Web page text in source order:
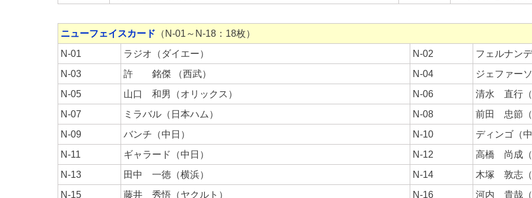
ニューフェイスカード （N-01～N-18：18枚）
N-01
ラジオ（ダイエー） N-02
フェルナン
N-03
許 銘傑 （西武） N-04
ジェファー
N-05
山口 和男（オリックス） N-06
清水 直行（
N-07
ミラバル（日本ハム） N-08
前田 忠節（
N-09
バンチ（中日） N-10
ディンゴ（中
N-11
ギャラード（中日） N-12
高橋 尚成（
N-13
田中 一徳（横浜） N-14
木塚 敦志（
N-15
藤井 秀悟（ヤクルト） N-16
河内 貴哉（